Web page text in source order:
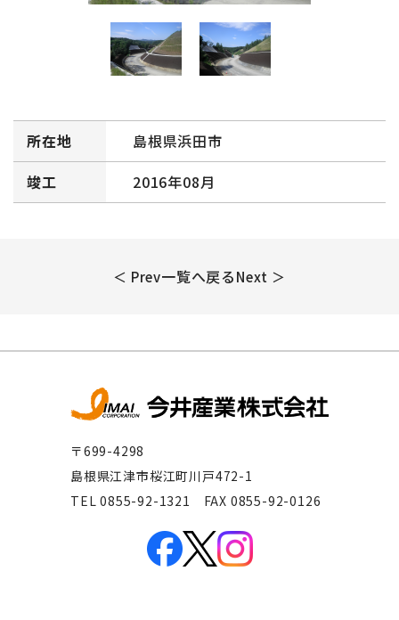
所在地
島根県浜田市
竣工
2016年08月
＜ Prev一覧へ戻るNext ＞
〒699-4298
島根県江津市桜江町川戸472-1
TEL 0855-92-1321 FAX 0855-92-0126